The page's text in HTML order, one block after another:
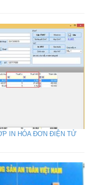
IN HÓA ĐƠN ĐIỆN TỬ